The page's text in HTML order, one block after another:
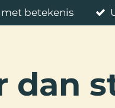
betekenis
dan